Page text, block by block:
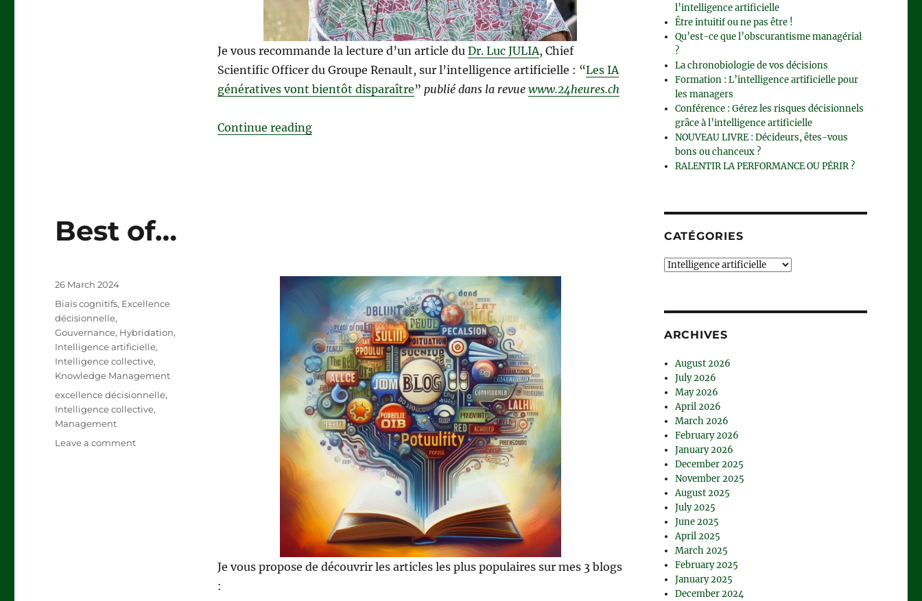
Je vous recommande la lecture d’un article du Dr. Luc JULIA, Chief
Scientific Officer du Groupe Renault, sur l’intelligence artificielle : “Les IA
génératives vont bientôt disparaître” publié dans la revue www.24heures.ch
Continue reading“Les IA génératives vont bientôt disparaître !”
Best of…
Je vous propose de découvrir les articles les plus populaires sur mes 3 blogs
:
Posted
on
26 March 2024
Categories
Biais cognitifs, Excellence
décisionnelle,
Gouvernance, Hybridation,
Intelligence artificielle,
Intelligence collective,
Knowledge Management
Tags
excellence décisionnelle,
Intelligence collective,
Management
Leave a commenton
l’intelligence artificielle
Être intuitif ou ne pas être !
Qu’est-ce que l’obscurantisme managérial
?
La chronobiologie de vos décisions
Formation : L’intelligence artificielle pour
les managers
Conférence : Gérez les risques décisionnels
grâce à l’intelligence artificielle
NOUVEAU LIVRE : Décideurs, êtes-vous
bons ou chanceux ?
RALENTIR LA PERFORMANCE OU PÉRIR ?
CATÉGORIES
Catégories
ARCHIVES
August 2026
July 2026
May 2026
April 2026
March 2026
February 2026
January 2026
December 2025
November 2025
August 2025
July 2025
June 2025
April 2025
March 2025
February 2025
January 2025
December 2024